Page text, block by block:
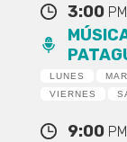
3:00 PM
LUNES
VIERNES
9:00 PM